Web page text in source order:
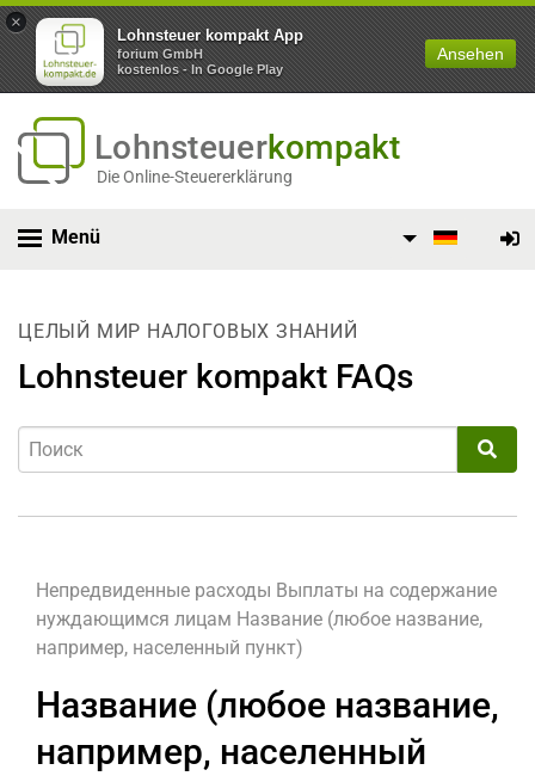
×
Lohnsteuer kompakt App
forium GmbH
kostenlos - In Google Play
Ansehen
Lohnsteuerkompakt
Die Online-Steuererklärung
Menü
ЦЕЛЫЙ МИР НАЛОГОВЫХ ЗНАНИЙ
Lohnsteuer kompakt FAQs
Непредвиденные расходы Выплаты на содержание
нуждающимся лицам Название (любое название,
например, населенный пункт)
Название (любое название,
например, населенный